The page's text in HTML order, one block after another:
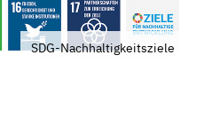
SDG-Nachhaltigkeitsziele